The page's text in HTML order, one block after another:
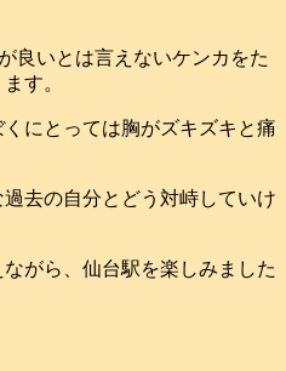
良いとは言えないケンカをた
す。
にとっては胸がズキズキと痛
去の自分とどう対峙していけ
がら、仙台駅を楽しみました